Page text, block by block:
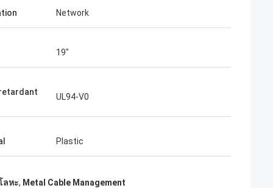
Network
19"
UL94-V0
Plastic
ลหะ, Metal Cable Management